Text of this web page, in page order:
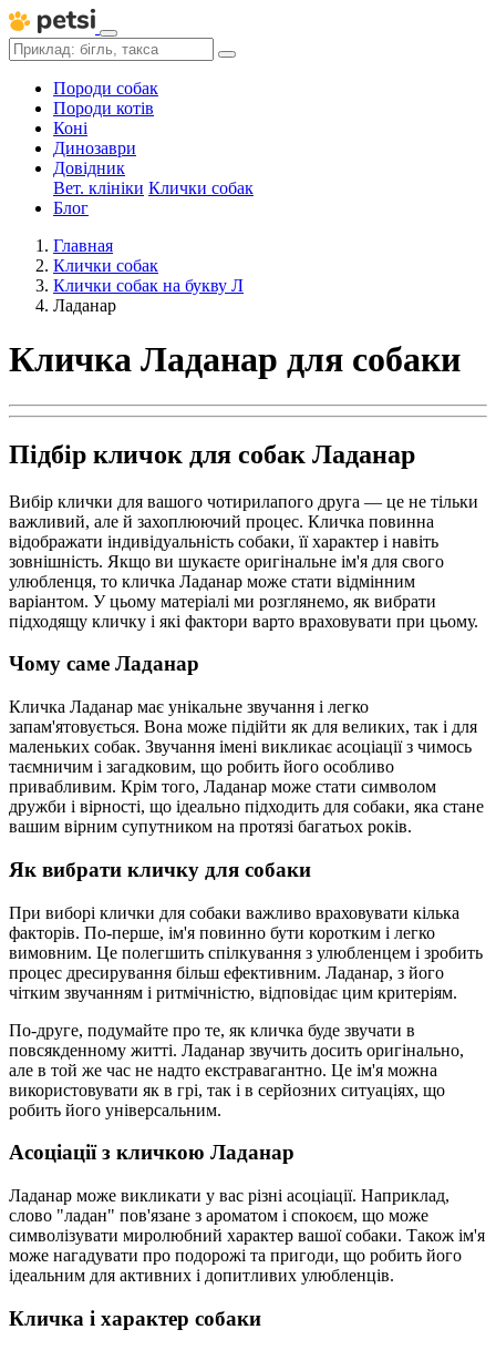
Породи собак
Породи котів
Коні
Динозаври
Довідник
Вет. клініки Клички собак
Блог
Главная
Клички собак
Клички собак на букву Л
Ладанар
Кличка Ладанар для собаки
Підбір кличок для собак Ладанар
Вибір клички для вашого чотирилапого друга — це не тільки
важливий, але й захоплюючий процес. Кличка повинна
відображати індивідуальність собаки, її характер і навіть
зовнішність. Якщо ви шукаєте оригінальне ім'я для свого
улюбленця, то кличка Ладанар може стати відмінним
варіантом. У цьому матеріалі ми розглянемо, як вибрати
підходящу кличку і які фактори варто враховувати при цьому.
Чому саме Ладанар
Кличка Ладанар має унікальне звучання і легко
запам'ятовується. Вона може підійти як для великих, так і для
маленьких собак. Звучання імені викликає асоціації з чимось
таємничим і загадковим, що робить його особливо
привабливим. Крім того, Ладанар може стати символом
дружби і вірності, що ідеально підходить для собаки, яка стане
вашим вірним супутником на протязі багатьох років.
Як вибрати кличку для собаки
При виборі клички для собаки важливо враховувати кілька
факторів. По-перше, ім'я повинно бути коротким і легко
вимовним. Це полегшить спілкування з улюбленцем і зробить
процес дресирування більш ефективним. Ладанар, з його
чітким звучанням і ритмічністю, відповідає цим критеріям.
По-друге, подумайте про те, як кличка буде звучати в
повсякденному житті. Ладанар звучить досить оригінально,
але в той же час не надто екстравагантно. Це ім'я можна
використовувати як в грі, так і в серйозних ситуаціях, що
робить його універсальним.
Асоціації з кличкою Ладанар
Ладанар може викликати у вас різні асоціації. Наприклад,
слово "ладан" пов'язане з ароматом і спокоєм, що може
символізувати миролюбний характер вашої собаки. Також ім'я
може нагадувати про подорожі та пригоди, що робить його
ідеальним для активних і допитливих улюбленців.
Кличка і характер собаки